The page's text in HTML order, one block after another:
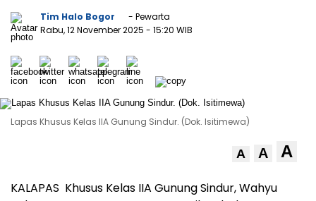
Tim Halo Bogor
- Pewarta
Rabu, 12 November 2025 - 15:20 WIB
Lapas Khusus Kelas IIA Gunung Sindur. (Dok. Isitimewa)
A A A
KALAPAS Khusus Kelas IIA Gunung Sindur, Wahyu